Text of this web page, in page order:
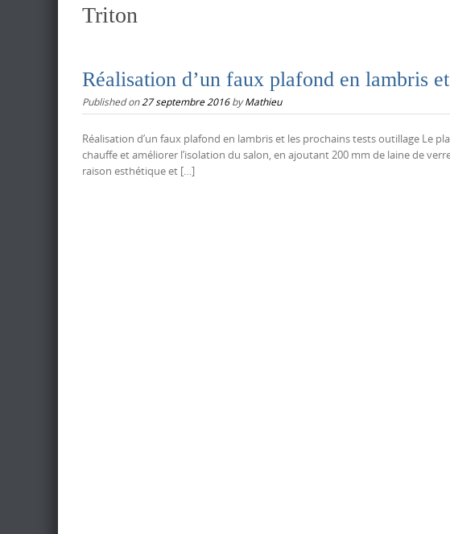
Triton
Réalisation d’un faux plafond en lambris
Published on27 septembre 2016byMathieu
Réalisation d’un faux plafond en lambris et les prochains tests outillage Le
chauffe et améliorer l’isolation du salon, en ajoutant 200 mm de laine de
raison esthétique et […]